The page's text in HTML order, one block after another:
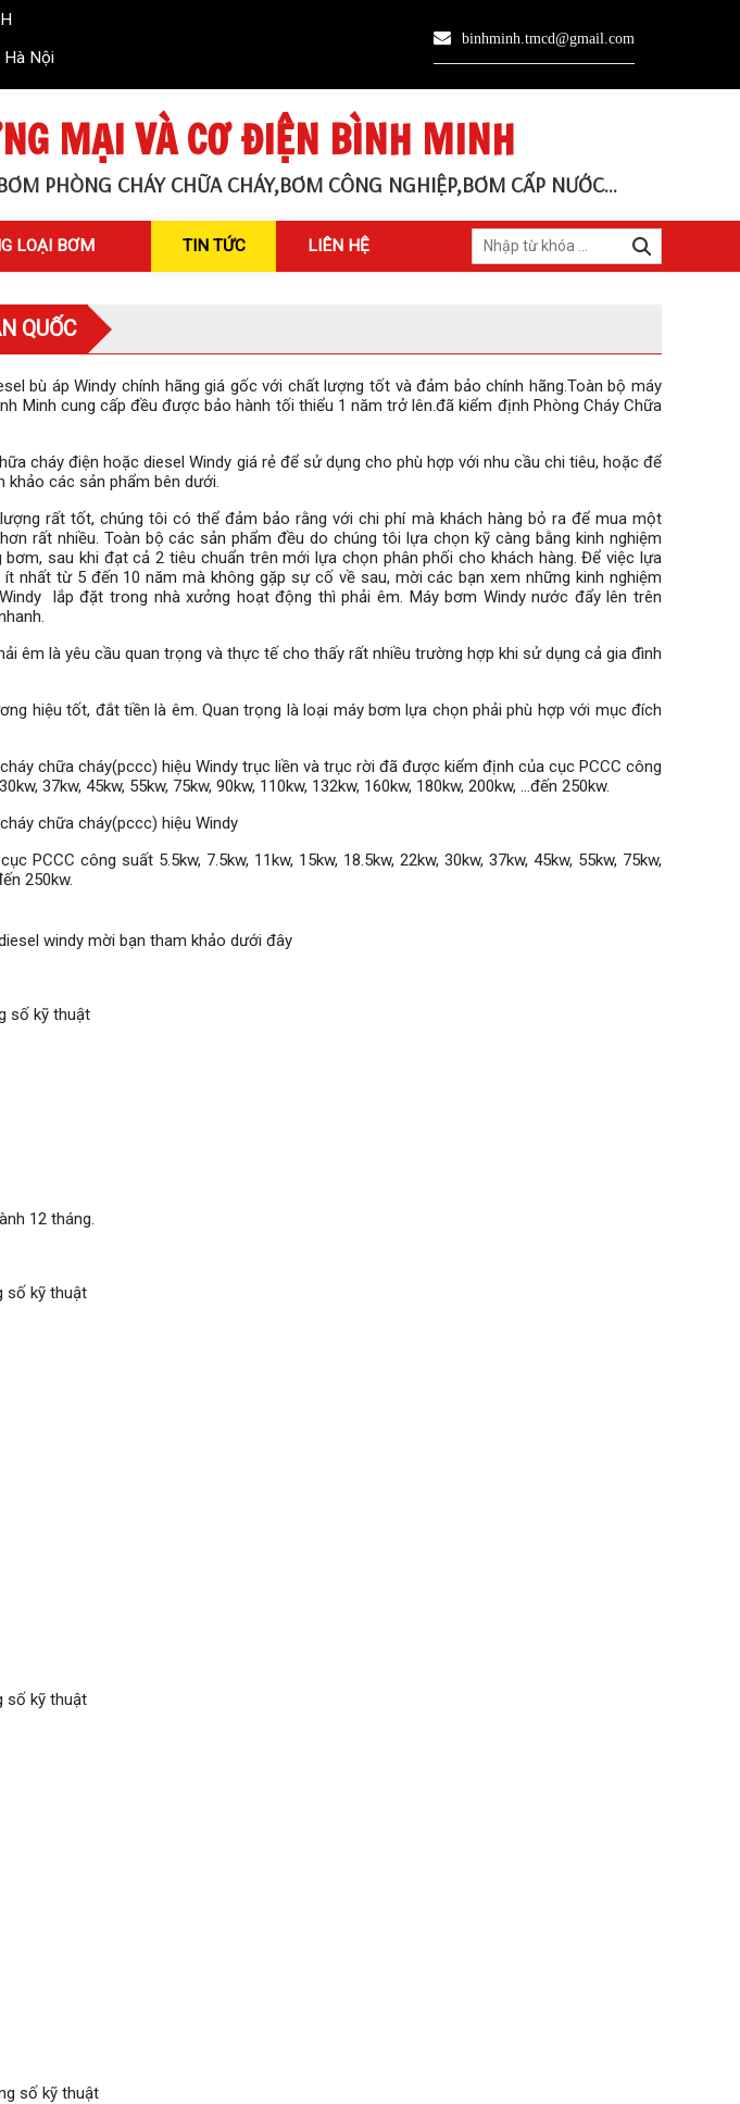
Hà Nội
binhminh.tmcd@gmail.com
MẠI VÀ CƠ ĐIỆN BÌNH MINH
PHÒNG CHÁY CHỮA CHÁY,BƠM CÔNG NGHIỆP,BƠM CẤP NƯỚC...
LOẠI BƠM TIN TỨC LIÊN HỆ
QUỐC
bù áp Windy chính hãng giá gốc với chất lượng tốt và đảm bảo chính hãng.Toàn bộ máy
Minh cung cấp đều được bảo hành tối thiểu 1 năm trở lên.đã kiểm định Phòng Cháy Chữa
cháy điện hoặc diesel Windy giá rẻ để sử dụng cho phù hợp với nhu cầu chi tiêu, hoặc để
khảo các sản phẩm bên dưới.
rất tốt, chúng tôi có thể đảm bảo rằng với chi phí mà khách hàng bỏ ra để mua một
rất nhiều. Toàn bộ các sản phẩm đều do chúng tôi lựa chọn kỹ càng bằng kinh nghiệm
sau khi đạt cả 2 tiêu chuẩn trên mới lựa chọn phân phối cho khách hàng. Để việc lựa
nhất từ 5 đến 10 năm mà không gặp sự cố về sau, mời các bạn xem những kinh nghiệm
lắp đặt trong nhà xưởng hoạt động thì phải êm. Máy bơm Windy nước đẩy lên trên
êm là yêu cầu quan trọng và thực tế cho thấy rất nhiều trường hợp khi sử dụng cả gia đình
hiệu tốt, đắt tiền là êm. Quan trọng là loại máy bơm lựa chọn phải phù hợp với mục đích
chữa cháy(pccc) hiệu Windy trục liền và trục rời đã được kiểm định của cục PCCC công
37kw, 45kw, 55kw, 75kw, 90kw, 110kw, 132kw, 160kw, 180kw, 200kw, ...đến 250kw.
chữa cháy(pccc) hiệu Windy
PCCC công suất 5.5kw, 7.5kw, 11kw, 15kw, 18.5kw, 22kw, 30kw, 37kw, 45kw, 55kw, 75kw,
250kw.
windy mời bạn tham khảo dưới đây
số kỹ thuật
12 tháng.
số kỹ thuật
số kỹ thuật
số kỹ thuật